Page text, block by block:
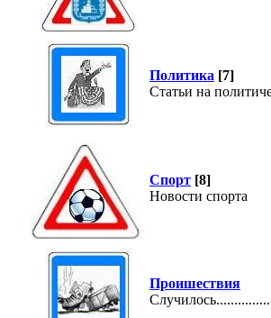
Политика [7]
Статьи на
Спорт [8]
Новости спорта
Проишествия